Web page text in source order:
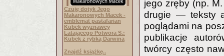
Czuję dotyk Jego
Makaronowych Macek -
emblemat pastafarian
Kubek wyznawcy
Latającego Potwora S.:
Kubek z rybką Darwina
Znajdź książkę..
jego zręby (np.
drugie — teksty
poglądami na
publikacje
twórcy często